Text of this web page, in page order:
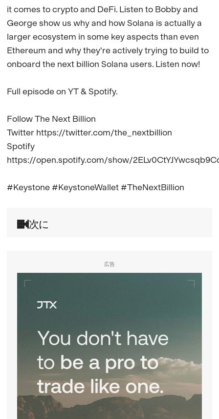
次に
it comes to crypto and DeFi. Listen to Bobby and
George show us why and how Solana is actually a
larger ecosystem in some key aspects than even
Ethereum and why they're actively trying to build to
onboard the next billion Solana users. Listen now!
Full episode on YT & Spotify.
Follow The Next Billion
Twitter https://twitter.com/the_nextbillion
Spotify
https://open.spotify.com/show/
#Keystone #KeystoneWallet #TheNextBillion
広告